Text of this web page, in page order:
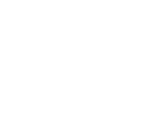
ブサイト＜
THE
＞